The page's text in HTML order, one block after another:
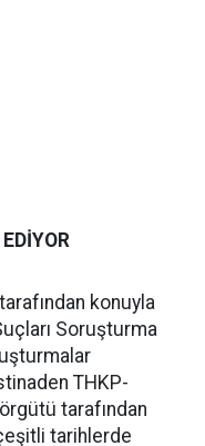
konuyla
Soruşturma
THKP-
tarafından
tarihlerde